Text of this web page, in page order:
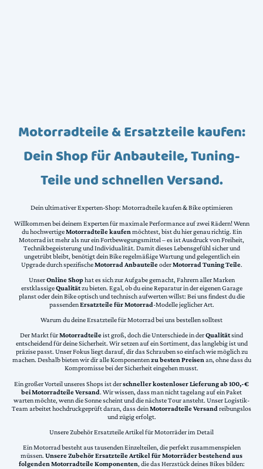
Motorradteile & Ersatzteile kaufen:
Dein Shop für Anbauteile, Tuning-
Teile und schnellen Versand.
Dein ultimativer Experten-Shop: Motorradteile kaufen & Bike optimieren
Willkommen bei deinem Experten für maximale Performance auf zwei Rädern! Wenn
du hochwertigeMotorradteile kaufen möchtest, bist du hier genau richtig. Ein
Motorrad ist mehr als nur ein Fortbewegungsmittel – es ist Ausdruck von Freiheit,
Technikbegeisterung und Individualität. Damit dieses Lebensgefühl sicher und
ungetrübt bleibt, benötigt dein Bike regelmäßige Wartung und gelegentlich ein
Upgrade durch spezifischeMotorrad AnbauteileoderMotorrad Tuning Teile.
UnserOnline Shophat es sich zur Aufgabe gemacht, Fahrern aller Marken
erstklassigeQualitätzu bieten. Egal, ob du eine Reparatur in der eigenen Garage
planst oder dein Bike optisch und technisch aufwerten willst: Bei uns findest du die
passendenErsatzteile für Motorrad-Modelle jeglicher Art.
Warum du deine Ersatzteile für Motorrad bei uns bestellen solltest
Der Markt fürMotorradteileist groß, doch die Unterschiede in derQualitätsind
entscheidend für deine Sicherheit. Wir setzen auf ein Sortiment, das langlebig ist und
präzise passt. Unser Fokus liegt darauf, dir das Schrauben so einfach wie möglich zu
machen. Deshalb bieten wir dir alle Komponentenzu besten Preisenan, ohne dass du
Kompromisse bei der Sicherheit eingehen musst.
Ein großer Vorteil unseres Shops ist derschneller kostenloser Lieferung ab 100,-€
bei Motorradteile Versand. Wir wissen, dass man nicht tagelang auf ein Paket
warten möchte, wenn die Sonne scheint und die nächste Tour ansteht. Unser Logistik-
Team arbeitet hochdruckgeprüft daran, dass deinMotorradteile Versand reibungslos
und zügig erfolgt.
Unsere Zubehör Ersatzteile Artikel für Motorräder im Detail
Ein Motorrad besteht aus tausenden Einzelteilen, die perfekt zusammenspielen
müssen. Unsere Zubehör Ersatzteile Artikel für Motorräder bestehend aus
folgenden Motorradteile Komponenten, die das Herzstück deines Bikes bilden: